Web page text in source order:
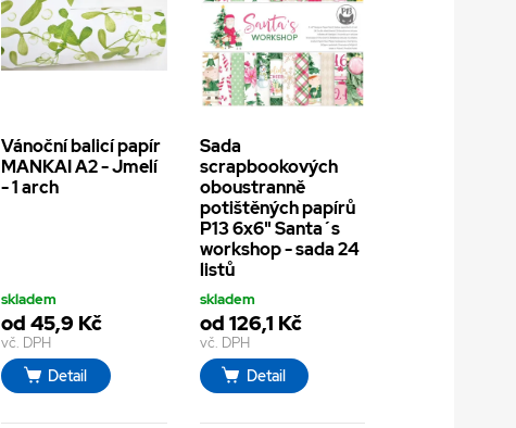
Vánoční balicí papír
MANKAI A2 - Jmelí
- 1 arch
skladem
od 45,9 Kč
vč. DPH
Detail
Sada
scrapbookových
oboustranně
potištěných papírů
P13 6x6" Santa´s
workshop - sada 24
listů
skladem
od 126,1 Kč
vč. DPH
Detail